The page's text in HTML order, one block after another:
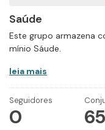
Saúde
Este grupo armazena
mínio Sáude.
leia mais
Seguidores
0 65